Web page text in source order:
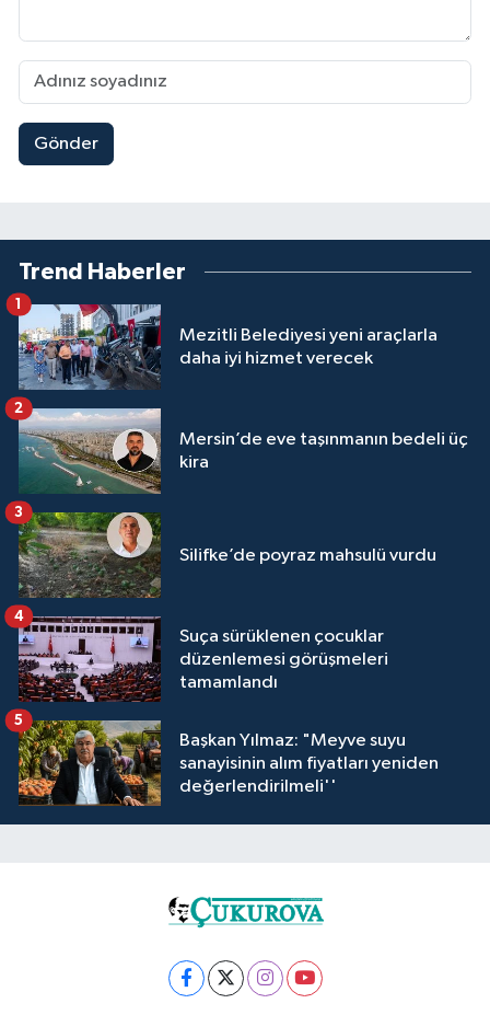
Gönder
Trend Haberler
Mezitli Belediyesi yeni araçlarla
daha iyi hizmet verecek
1
Mersin’de eve taşınmanın bedeli üç
kira
2
Silifke’de poyraz mahsulü vurdu
3
Suça sürüklenen çocuklar
düzenlemesi görüşmeleri
tamamlandı
4
Başkan Yılmaz: "Meyve suyu
sanayisinin alım fiyatları yeniden
değerlendirilmeli''
5